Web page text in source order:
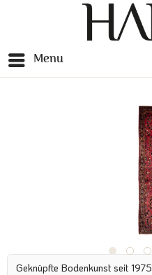
Menu
Geknüpfte Bodenkunst seit 1975